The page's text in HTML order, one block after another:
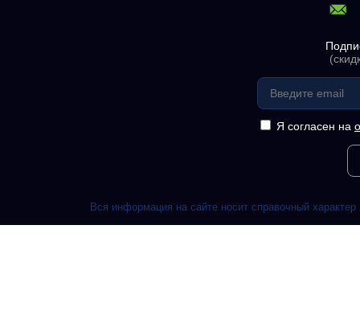
Я согласен на
Вся информация на сайте носит справочный